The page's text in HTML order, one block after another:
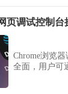
页调试控制台
Chrome浏览
全面，用户可